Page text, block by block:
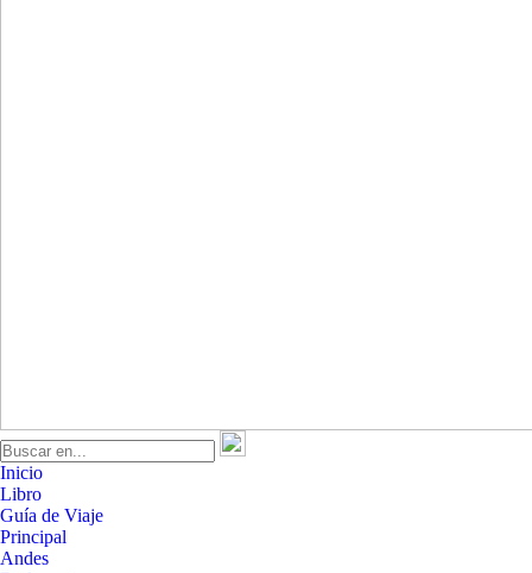
Inicio
Libro
Guía de Viaje
Principal
Andes